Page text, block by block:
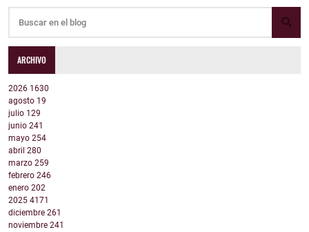
ARCHIVO
2026 1630
agosto 19
julio 129
junio 241
mayo 254
abril 280
marzo 259
febrero 246
enero 202
2025 4171
diciembre 261
noviembre 241